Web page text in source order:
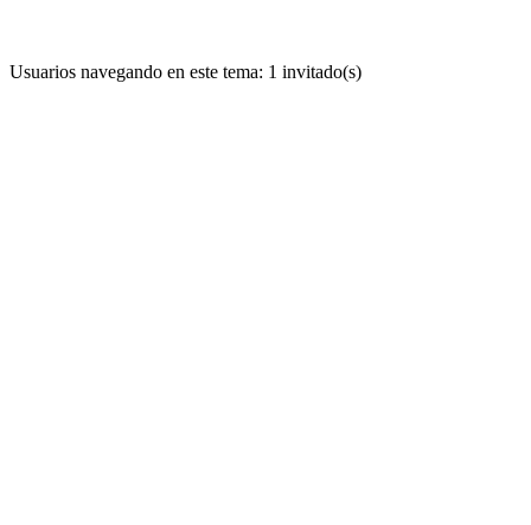
Usuarios navegando en este tema: 1 invitado(s)